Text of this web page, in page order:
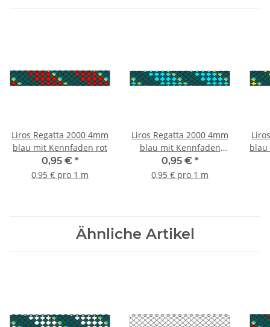
Liros Regatta 2000 4mm
blau mit Kennfaden rot
0,95 € *
0,95 € pro 1 m
Liros Regatta 2000 4mm
blau mit Kennfaden
blau
0,95 € *
0,95 € pro 1 m
blau
Ähnliche Artikel